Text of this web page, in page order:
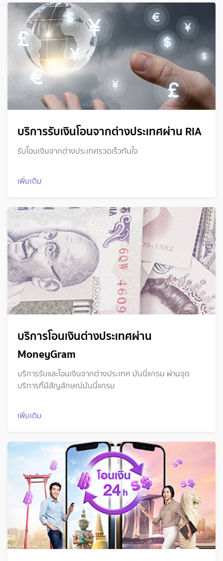
บริการรับเงินโอนจากต่างประเทศผ่าน RIA
รับโอนเงินจากต่างประเทศรวดเร็วทันใจ
เพิ่มเติม
บริการโอนเงินต่างประเทศผ่าน
MoneyGram
บริการรับและโอนเงินจากต่างประเทศ มันนี่แกรม ผ่านจุด
บริการที่มีสัญลักษณ์มันนี่แกรม
เพิ่มเติม